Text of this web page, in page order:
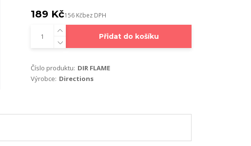
189 Kč156 Kčbez DPH
Přidat do košíku
Číslo produktu: DIR FLAME
Výrobce: Directions